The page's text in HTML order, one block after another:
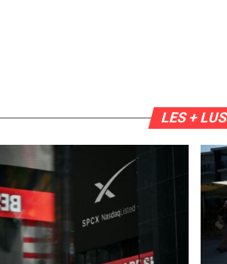
LES + LUS